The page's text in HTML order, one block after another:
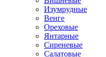
Изумрудные
Венге
Ореховые
Янтарные
Сиреневые
Салатовые